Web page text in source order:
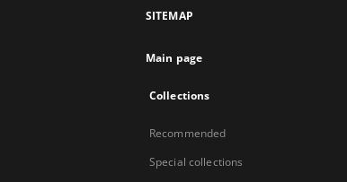
SITEMAP
Main page
Collections
Recommended
Special collections